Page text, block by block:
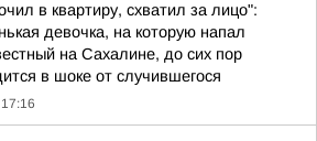
в квартиру, схватил за лицо":
девочка, на которую напал
на Сахалине, до сих пор
в шоке от случившегося
17:16